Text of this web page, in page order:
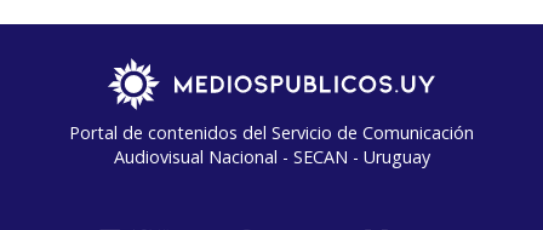
Portal de contenidos del Servicio de Comunicación
Audiovisual Nacional - SECAN - Uruguay